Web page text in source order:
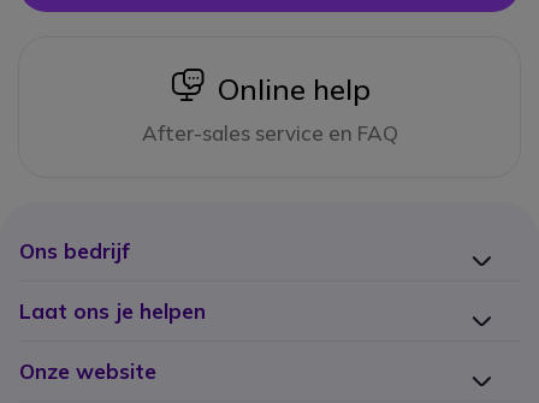
icon
Online help
After-sales service en FAQ
Ons bedrijf
Laat ons je helpen
Onze website